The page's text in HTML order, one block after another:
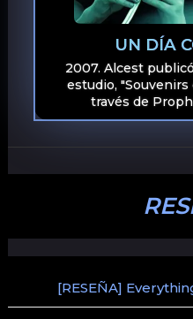
UN DÍA
2007. Alcest
estudio, "Souvenirs
través de
[RESEÑA]